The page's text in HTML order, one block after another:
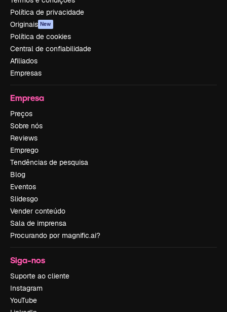
Política de privacidade
Originais New
Política de cookies
Central de confiabilidade
Afiliados
Empresas
Empresa
Preços
Sobre nós
Reviews
Emprego
Tendências de pesquisa
Blog
Eventos
Slidesgo
Vender conteúdo
Sala de imprensa
Procurando por magnific.ai?
Siga-nos
Suporte ao cliente
Instagram
YouTube